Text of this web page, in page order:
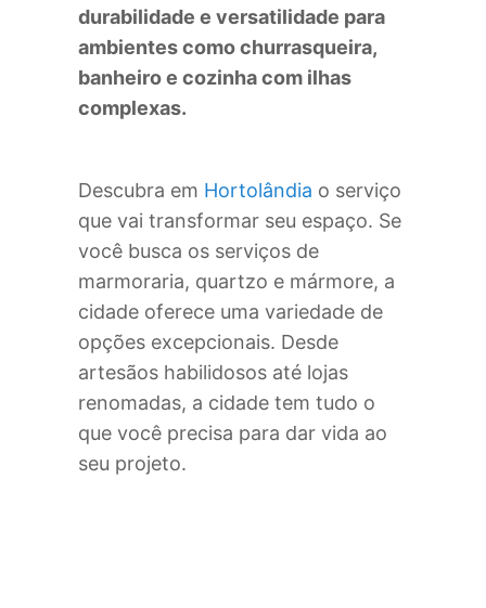
durabilidade e versatilidade para
ambientes como churrasqueira,
banheiro e cozinha com ilhas
complexas.
Descubra em Hortolândia o serviço
que vai transformar seu espaço. Se
você busca os serviços de
marmoraria, quartzo e mármore, a
cidade oferece uma variedade de
opções excepcionais. Desde
artesãos habilidosos até lojas
renomadas, a cidade tem tudo o
que você precisa para dar vida ao
seu projeto.